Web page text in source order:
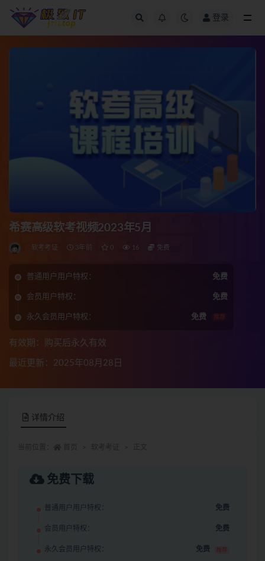
登录
希赛高级软考视频2023年5月
软考考证 3年前 0 16 免费
普通用户用户特权： 免费
会员用户特权： 免费
永久会员用户特权： 免费 推荐
有效期：购买后永久有效
最近更新：2025年08月28日
详情介绍
免费下载
普通用户用户特权： 免费
会员用户特权： 免费
永久会员用户特权： 免费 推荐